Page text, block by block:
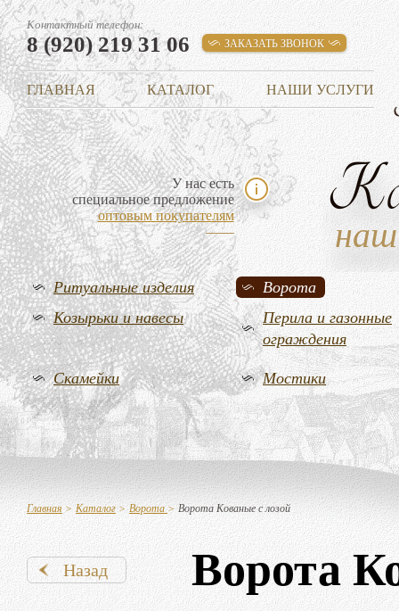
Контактный телефон:
8 (920) 219 31 06 ЗАКАЗАТЬ ЗВОНОК
ГЛАВНАЯ КАТАЛОГ НАШИ УСЛУГИ
У нас есть
специальное предложение
оптовым покупателям
Ритуальные изделия
Ворота
Козырьки и навесы
Перила и газонные
ограждения
Скамейки Мостики
Главная > Каталог> Ворота > Ворота Кованые с лозой
Назад Ворота